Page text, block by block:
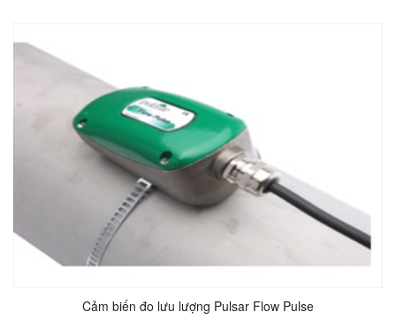
Cảm biến đo lưu lượng Pulsar Flow Pulse